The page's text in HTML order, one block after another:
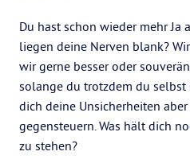
Du hast schon wieder mehr Ja
liegen deine Nerven blank?
wir gerne besser oder
solange du trotzdem du selbst
dich deine Unsicherheiten
gegensteuern. Was hält dich
zu stehen?